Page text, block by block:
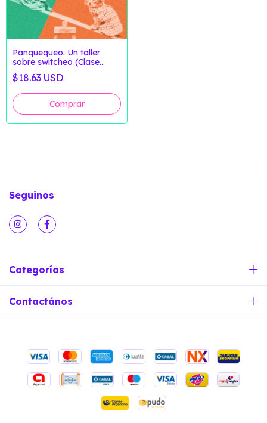
Panquequeo. Un taller
sobre switcheo (Clase
Grabada)
$18.63 USD
Seguinos
Categorías
Contactános